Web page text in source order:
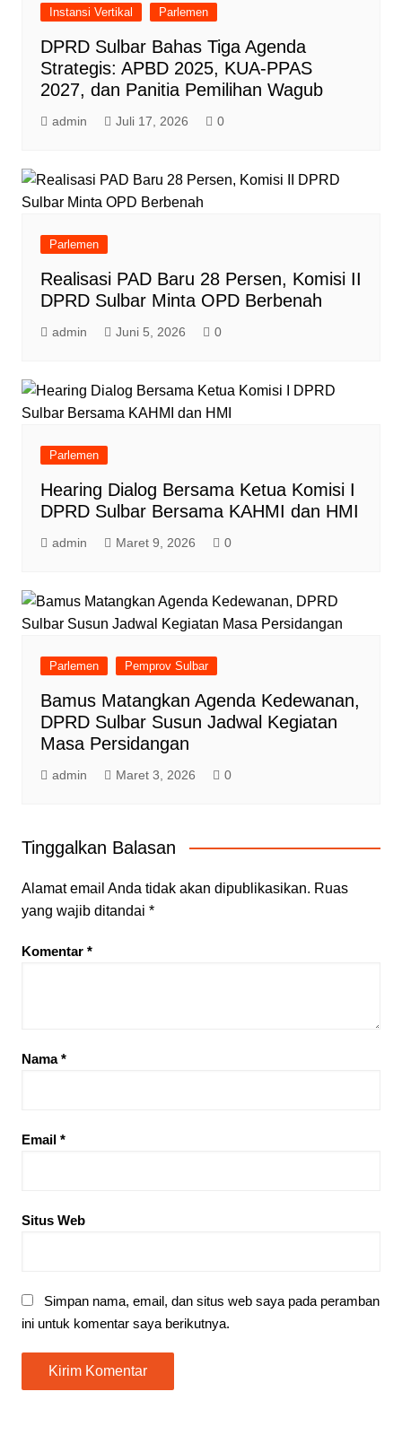
Instansi Vertikal Parlemen
DPRD Sulbar Bahas Tiga Agenda
Strategis: APBD 2025, KUA-PPAS
2027, dan Panitia Pemilihan Wagub
admin Juli 17, 2026 0
Parlemen
Realisasi PAD Baru 28 Persen, Komisi II
DPRD Sulbar Minta OPD Berbenah
admin Juni 5, 2026 0
Parlemen
Hearing Dialog Bersama Ketua Komisi I
DPRD Sulbar Bersama KAHMI dan HMI
admin Maret 9, 2026 0
Parlemen Pemprov Sulbar
Bamus Matangkan Agenda Kedewanan,
DPRD Sulbar Susun Jadwal Kegiatan
Masa Persidangan
admin Maret 3, 2026 0
Tinggalkan Balasan
Alamat email Anda tidak akan dipublikasikan. Ruas
yang wajib ditandai *
Komentar *
Nama*
Email *
Situs Web
Simpan nama, email, dan situs web saya pada peramban
ini untuk komentar saya berikutnya.